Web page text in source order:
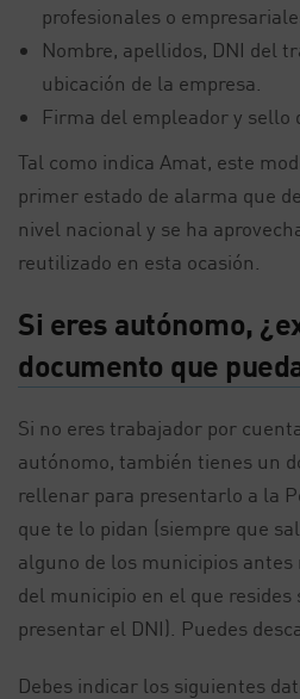
profesionales o
Nombre, apellidos, DNI del
ubicación de la empresa.
Firma del empleador y sello
Tal como indica Amat, este
primer estado de alarma que
nivel nacional y se ha
reutilizado en esta ocasión.
Si eres autónomo,
documento que
Si no eres trabajador por
autónomo, también tienes un
rellenar para presentarlo a la
que te lo pidan (siempre que
alguno de los municipios
del municipio en el que resides
presentar el DNI). Puedes
Debes indicar los siguientes